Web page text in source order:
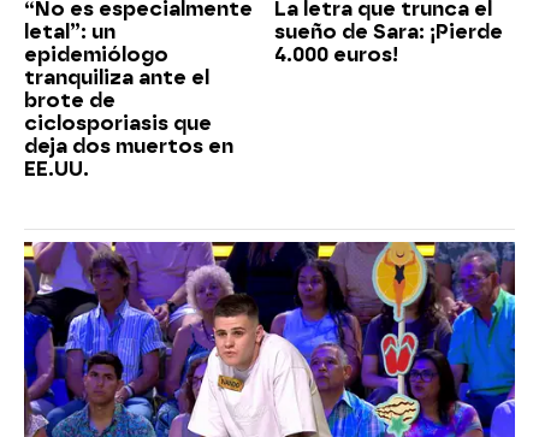
“No es especialmente
letal”: un
epidemiólogo
tranquiliza ante el
brote de
ciclosporiasis que
deja dos muertos en
EE.UU.
La letra que trunca el
sueño de Sara: ¡Pierde
4.000 euros!